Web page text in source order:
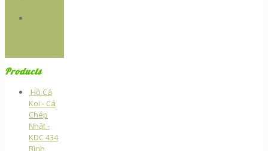
Products
Hồ Cá
Koi - Cá
Chép
Nhật -
KDC 434
Bình